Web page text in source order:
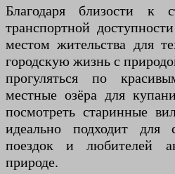
Благодаря близости к
транспортной
местом жительства для
городскую жизнь с
прогуляться по
местные озёра для
посмотреть старинные
идеально подходит для
поездок и любителей
природе.